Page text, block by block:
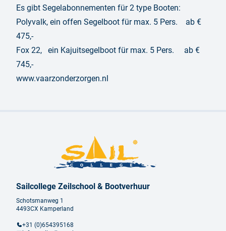
Es gibt Segelabonnementen für 2 type Booten:
Polyvalk, ein offen Segelboot für max. 5 Pers. ab €
475,-
Fox 22, ein Kajuitsegelboot für max. 5 Pers. ab €
745,-
www.vaarzonderzorgen.nl
Sailcollege Zeilschool & Bootverhuur
Schotsmanweg 1
4493CX Kamperland
+31 (0)654395168